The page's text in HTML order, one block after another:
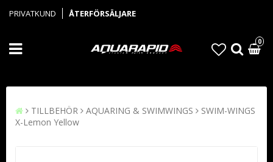
PRIVATKUND ÅTERFÖRSÄLJARE
0
TILLBEHÖR AQUARING & SWIMWINGS
SWIM-WINGS
X-Lemon Yellow